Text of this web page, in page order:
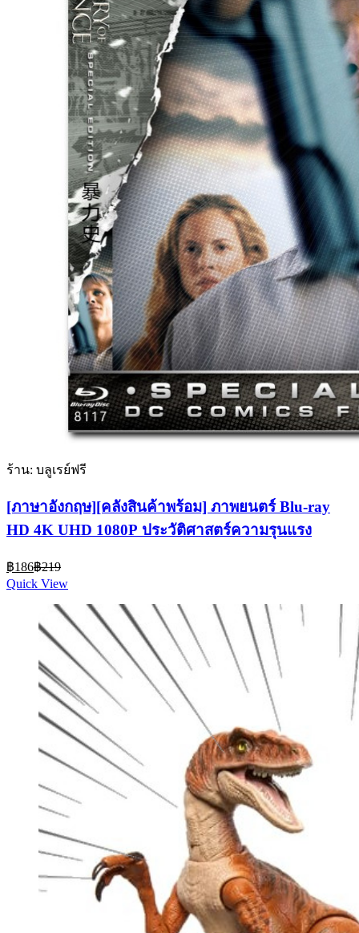
ร้าน: บลูเรย์ฟรี
[ภาษาอังกฤษ][คลังสินค้าพร้อม] ภาพยนตร์ Blu-ray
HD 4K UHD 1080P ประวัติศาสตร์ความรุนแรง
฿186Current
price
is:
฿186.
฿219Original
was:
฿219.
Quick View